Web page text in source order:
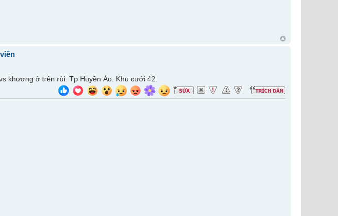
khương ở trên rùi. Tp Huyền Ảo. Khu cưới 42.